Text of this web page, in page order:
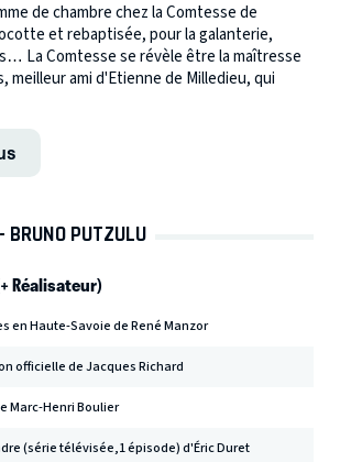
de chambre chez la Comtesse de
et rebaptisée, pour la galanterie,
La Comtesse se révèle être la maîtresse
meilleur ami d'Etienne de Milledieu, qui
BRUNO PUTZULU
Réalisateur)
en Haute-Savoie de René Manzor
officielle de Jacques Richard
Marc-Henri Boulier
(série télévisée,1 épisode) d'Éric Duret